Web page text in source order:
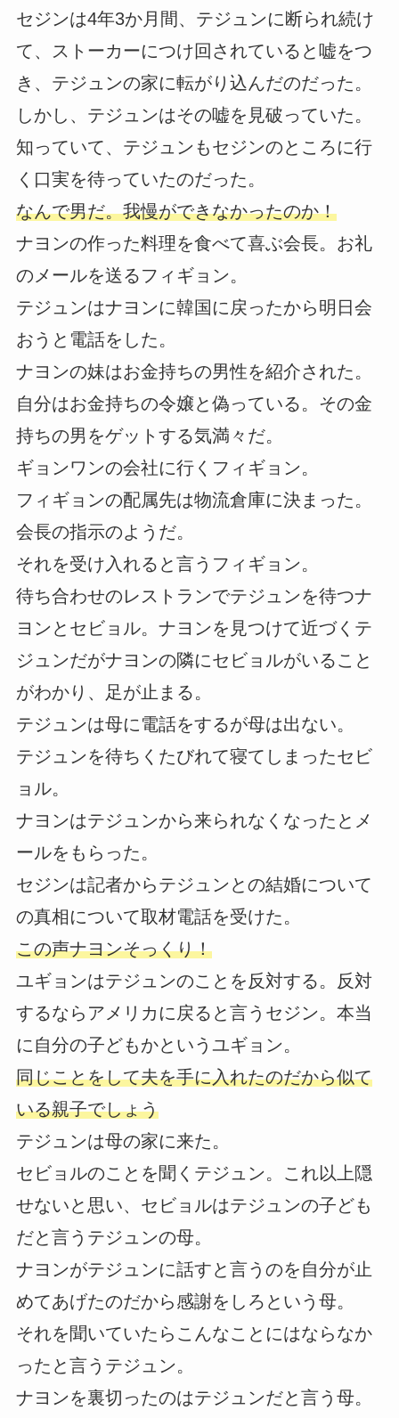
セジンは4年3か月間、テジュンに断られ続け
て、ストーカーにつけ回されていると嘘をつ
き、テジュンの家に転がり込んだのだった。
しかし、テジュンはその嘘を見破っていた。
知っていて、テジュンもセジンのところに行
く口実を待っていたのだった。
なんで男だ。我慢ができなかったのか！
ナヨンの作った料理を食べて喜ぶ会長。お礼
のメールを送るフィギョン。
テジュンはナヨンに韓国に戻ったから明日会
おうと電話をした。
ナヨンの妹はお金持ちの男性を紹介された。
自分はお金持ちの令嬢と偽っている。その金
持ちの男をゲットする気満々だ。
ギョンワンの会社に行くフィギョン。
フィギョンの配属先は物流倉庫に決まった。
会長の指示のようだ。
それを受け入れると言うフィギョン。
待ち合わせのレストランでテジュンを待つナ
ヨンとセビョル。ナヨンを見つけて近づくテ
ジュンだがナヨンの隣にセビョルがいること
がわかり、足が止まる。
テジュンは母に電話をするが母は出ない。
テジュンを待ちくたびれて寝てしまったセビ
ョル。
ナヨンはテジュンから来られなくなったとメ
ールをもらった。
セジンは記者からテジュンとの結婚について
の真相について取材電話を受けた。
この声ナヨンそっくり！
ユギョンはテジュンのことを反対する。反対
するならアメリカに戻ると言うセジン。本当
に自分の子どもかというユギョン。
同じことをして夫を手に入れたのだから似て
いる親子でしょう
テジュンは母の家に来た。
セビョルのことを聞くテジュン。これ以上隠
せないと思い、セビョルはテジュンの子ども
だと言うテジュンの母。
ナヨンがテジュンに話すと言うのを自分が止
めてあげたのだから感謝をしろという母。
それを聞いていたらこんなことにはならなか
ったと言うテジュン。
ナヨンを裏切ったのはテジュンだと言う母。